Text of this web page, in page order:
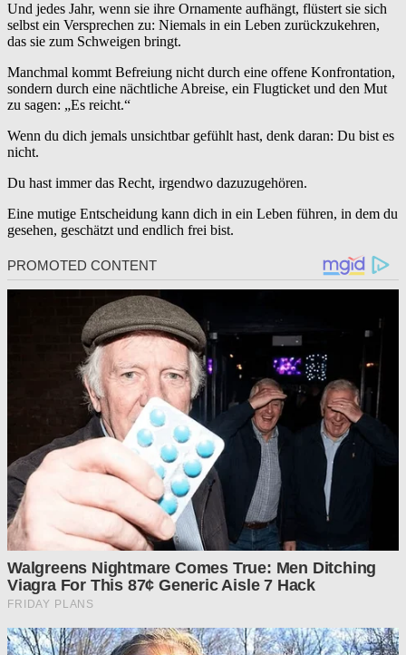
Und jedes Jahr, wenn sie ihre Ornamente aufhängt, flüstert sie sich
selbst ein Versprechen zu: Niemals in ein Leben zurückzukehren,
das sie zum Schweigen bringt.
Manchmal kommt Befreiung nicht durch eine offene Konfrontation,
sondern durch eine nächtliche Abreise, ein Flugticket und den Mut
zu sagen: „Es reicht.“
Wenn du dich jemals unsichtbar gefühlt hast, denk daran: Du bist es
nicht.
Du hast immer das Recht, irgendwo dazuzugehören.
Eine mutige Entscheidung kann dich in ein Leben führen, in dem du
gesehen, geschätzt und endlich frei bist.